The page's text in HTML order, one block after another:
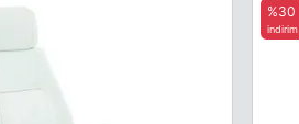
%30
indirim